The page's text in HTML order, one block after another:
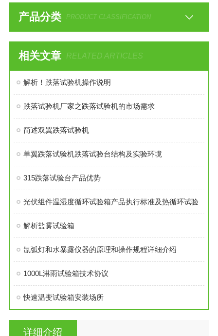
产品分类 PRODUCT CLASSIFICATION
相关文章 RELATED ARTICLES
解析！跌落试验机操作说明
跌落试验机厂家之跌落试验机的市场需求
简述双翼跌落试验机
单翼跌落试验机跌落试验台结构及实验环境
315跌落试验台产品优势
光伏组件温湿度循环试验箱产品执行标准及热循环试验
解析盐雾试验箱
氙弧灯和水暴露仪器的原理和操作规程详细介绍
1000L淋雨试验箱技术协议
快速温变试验箱安装场所
详细介绍